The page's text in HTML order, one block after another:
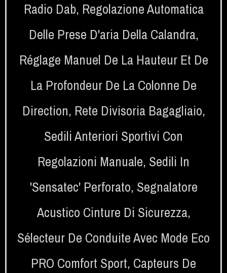
Radio Dab, Regolazione Automatica
Delle Prese D'aria Della Calandra,
Réglage Manuel De La Hauteur Et De
La Profondeur De La Colonne De
Direction, Rete Divisoria Bagagliaio,
Sedili Anteriori Sportivi Con
Regolazioni Manuale, Sedili In
'Sensatec' Perforato, Segnalatore
Acustico Cinture Di Sicurezza,
Sélecteur De Conduite Avec Mode Eco
PRO Comfort Sport, Capteurs De